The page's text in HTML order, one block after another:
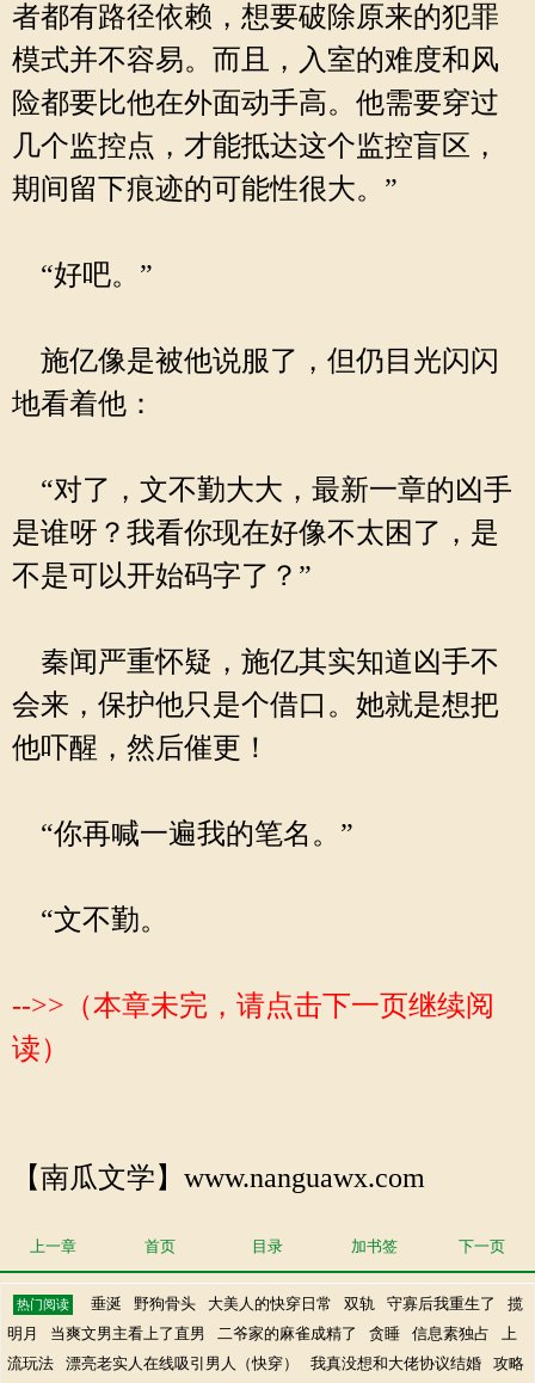
者都有路径依赖，想要破除原来的犯罪
模式并不容易。而且，入室的难度和风
险都要比他在外面动手高。他需要穿过
几个监控点，才能抵达这个监控盲区，
期间留下痕迹的可能性很大。”
“好吧。”
施亿像是被他说服了，但仍目光闪闪
地看着他：
“对了，文不勤大大，最新一章的凶手
是谁呀？我看你现在好像不太困了，是
不是可以开始码字了？”
秦闻严重怀疑，施亿其实知道凶手不
会来，保护他只是个借口。她就是想把
他吓醒，然后催更！
“你再喊一遍我的笔名。”
“文不勤。
-->>（本章未完，请点击下一页继续阅
读）
【南瓜文学】www.nanguawx.com
上一章 首页 目录 加书签 下一页
热门阅读 垂涎 野狗骨头 大美人的快穿日常 双轨 守寡后我重生了
揽
明月
当爽文男主看上了直男 二爷家的麻雀成精了 贪睡 信息素独占
上
流玩法
漂亮老实人在线吸引男人（快穿） 我真没想和大佬协议结婚 攻略